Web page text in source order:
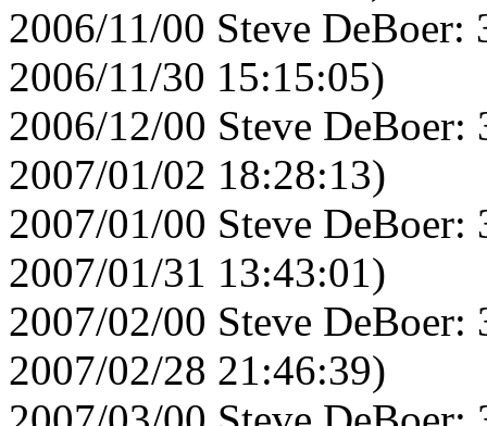
2006/11/00 Steve
2006/11/30 15:15:05)
2006/12/00 Steve
2007/01/02 18:28:13)
2007/01/00 Steve
2007/01/31 13:43:01)
2007/02/00 Steve
2007/02/28 21:46:39)